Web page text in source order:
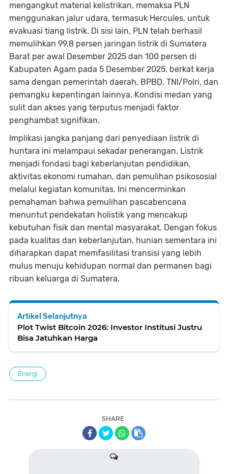
mengangkut material kelistrikan, memaksa PLN
menggunakan jalur udara, termasuk Hercules, untuk
evakuasi tiang listrik. Di sisi lain, PLN telah berhasil
memulihkan 99,8 persen jaringan listrik di Sumatera
Barat per awal Desember 2025 dan 100 persen di
Kabupaten Agam pada 5 Desember 2025, berkat kerja
sama dengan pemerintah daerah, BPBD, TNI/Polri, dan
pemangku kepentingan lainnya. Kondisi medan yang
sulit dan akses yang terputus menjadi faktor
penghambat signifikan.
Implikasi jangka panjang dari penyediaan listrik di
huntara ini melampaui sekadar penerangan. Listrik
menjadi fondasi bagi keberlanjutan pendidikan,
aktivitas ekonomi rumahan, dan pemulihan psikososial
melalui kegiatan komunitas. Ini mencerminkan
pemahaman bahwa pemulihan pascabencana
menuntut pendekatan holistik yang mencakup
kebutuhan fisik dan mental masyarakat. Dengan fokus
pada kualitas dan keberlanjutan, hunian sementara ini
diharapkan dapat memfasilitasi transisi yang lebih
mulus menuju kehidupan normal dan permanen bagi
ribuan keluarga di Sumatera.
Artikel Selanjutnya
Plot Twist Bitcoin 2026: Investor Institusi Justru
Bisa Jatuhkan Harga
Energi
SHARE